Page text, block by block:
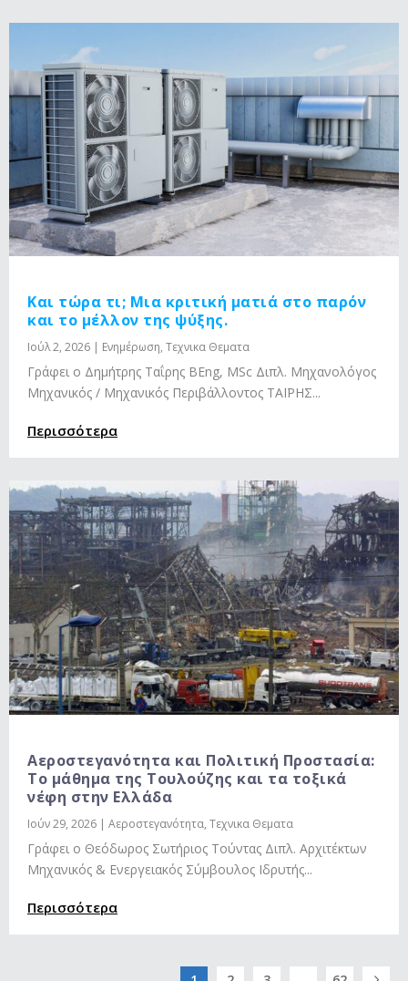
Και τώρα τι; Μια κριτική ματιά στο παρόν
και το μέλλον της ψύξης.
Ιούλ 2, 2026 | Ενημέρωση, Τεχνικα Θεματα
Γράφει ο Δημήτρης Ταΐρης BEng, MSc Διπλ. Μηχανολόγος
Μηχανικός / Μηχανικός Περιβάλλοντος ΤΑΪΡΗΣ...
Περισσότερα
Αεροστεγανότητα και Πολιτική Προστασία:
Το μάθημα της Τουλούζης και τα τοξικά
νέφη στην Ελλάδα
Ιούν 29, 2026 | Αεροστεγανότητα, Τεχνικα Θεματα
Γράφει ο Θεόδωρος Σωτήριος Τούντας Διπλ. Αρχιτέκτων
Μηχανικός & Ενεργειακός Σύμβουλος Ιδρυτής...
Περισσότερα